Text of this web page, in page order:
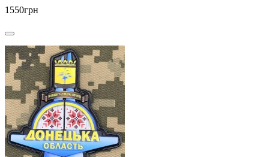
1550грн